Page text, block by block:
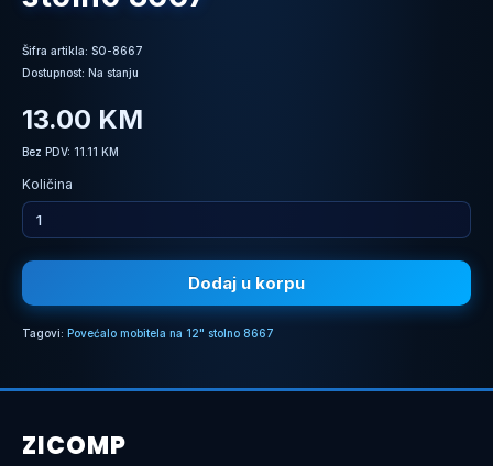
Šifra artikla: SO-8667
Dostupnost: Na stanju
13.00 KM
Bez PDV: 11.11 KM
Količina
Dodaj u korpu
Tagovi: Povećalo mobitela na 12" stolno 8667
ZICOMP